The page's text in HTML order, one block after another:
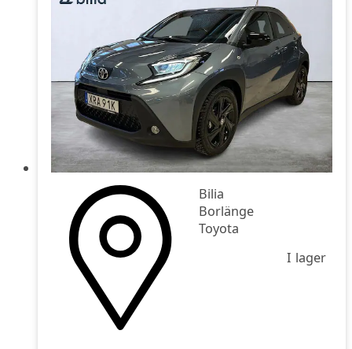
Bilia
Borlänge
Toyota
I lager